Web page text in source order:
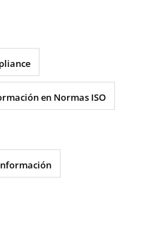
en Normas ISO